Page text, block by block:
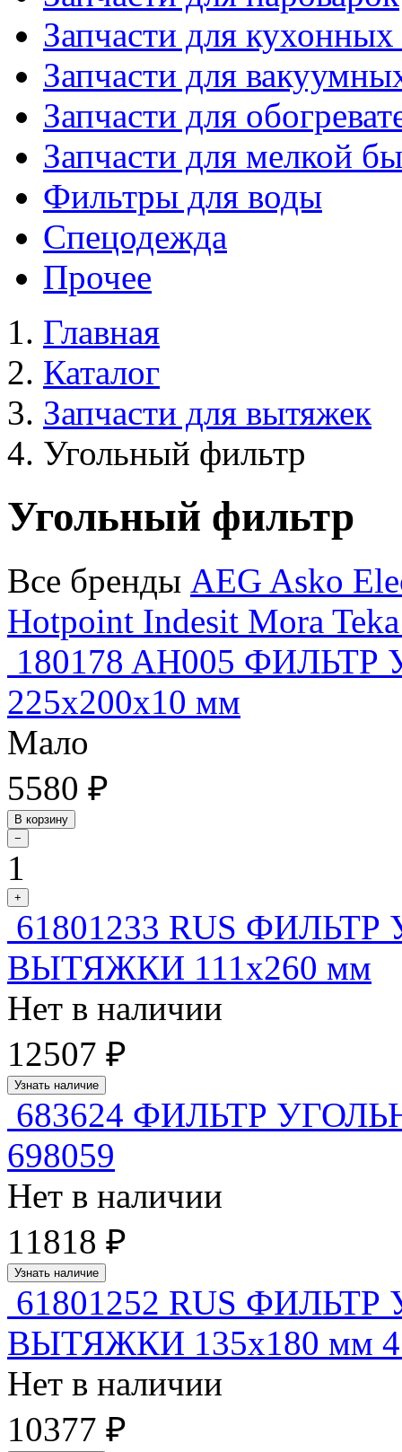
Запчасти для
Запчасти для
Запчасти для
Запчасти для мелкой
Фильтры для воды
Спецодежда
Прочее
Главная
Каталог
Запчасти для вытяжек
Угольный фильтр
Угольный фильтр
Все бренды AEG Asko
Hotpoint Indesit Mora
180178 AH005
225x200x10 мм
Мало
5580 ₽
В корзину
−
1
+
61801233 RUS
ВЫТЯЖКИ 111x260 мм
Нет в наличии
12507 ₽
Узнать наличие
683624 ФИЛЬТР
698059
Нет в наличии
11818 ₽
Узнать наличие
61801252 RUS
ВЫТЯЖКИ 135x180 мм
Нет в наличии
10377 ₽